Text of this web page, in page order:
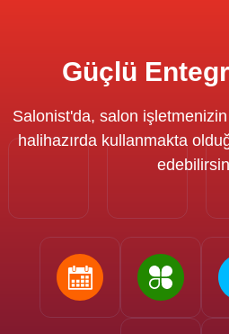
Güçlü
Salonist'da, salon
halihazırda kullanmakta